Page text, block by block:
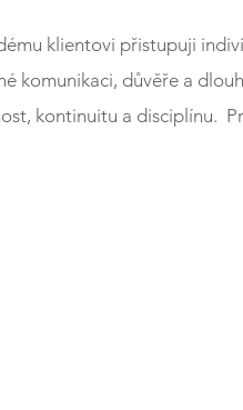
klientovi přistupuji
komunikaci, důvěře a
kontinuitu a disciplínu.